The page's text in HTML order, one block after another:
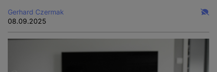
Gerhard Czermak
08.09.2025